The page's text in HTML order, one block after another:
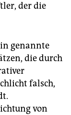
der die
genannte
die durch
falsch,
von